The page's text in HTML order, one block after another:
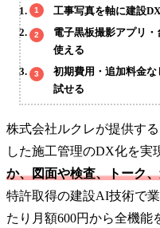
工事写真を軸に建設
電子黒板撮影アプリ
使える
初期費用・追加料金
試せる
株式会社ルクレが提供す
した施工管理のDX化を実
か、図面や検査、トーク
特許取得の建設AI技術で
たり月額600円から全機能